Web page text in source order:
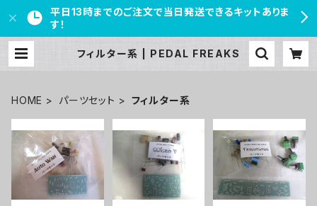
平日13時までのご注文で当日発送できるキットありま
す！
フィルター系 | PEDAL FREAKS
HOME パーツセット フィルター系